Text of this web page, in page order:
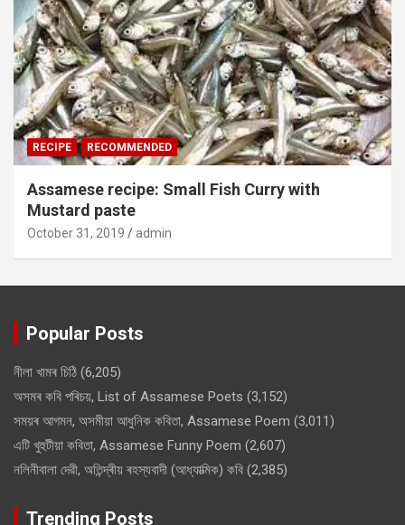
RECIPE RECOMMENDED
Assamese recipe: Small Fish Curry with
Mustard paste
October 31, 2019 admin
Popular Posts
নীলা খামৰ চিঠি (6,205)
অসমৰ কবি পৰিচয়, List of Assamese Poets (3,152)
সময়ৰ আগমন, অসমীয়া আধুনিক কবিতা, Assamese Poem (3,011)
এটি খুহুটীয়া কবিতা, Assamese Funny Poem (2,607)
নলিনীবালা দেৱী, অতিন্দ্ৰীয় ৰহস্যবাদী (আধ্যাত্মিক) কবি (2,385)
Trending Posts